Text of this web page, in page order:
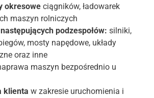
okresowe ciągników, ładowarek
maszyn rolniczych
podzespołów: silniki,
mosty napędowe, układy
oraz inne
maszyn bezpośrednio u
klienta w zakresie uruchomienia i